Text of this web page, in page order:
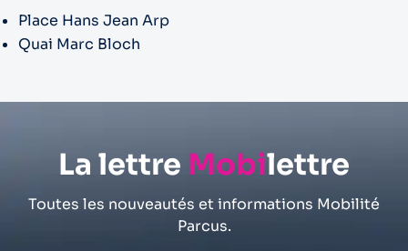
Place Hans Jean Arp
Quai Marc Bloch
La lettre Mobilettre
Toutes les nouveautés et informations Mobilité
Parcus.